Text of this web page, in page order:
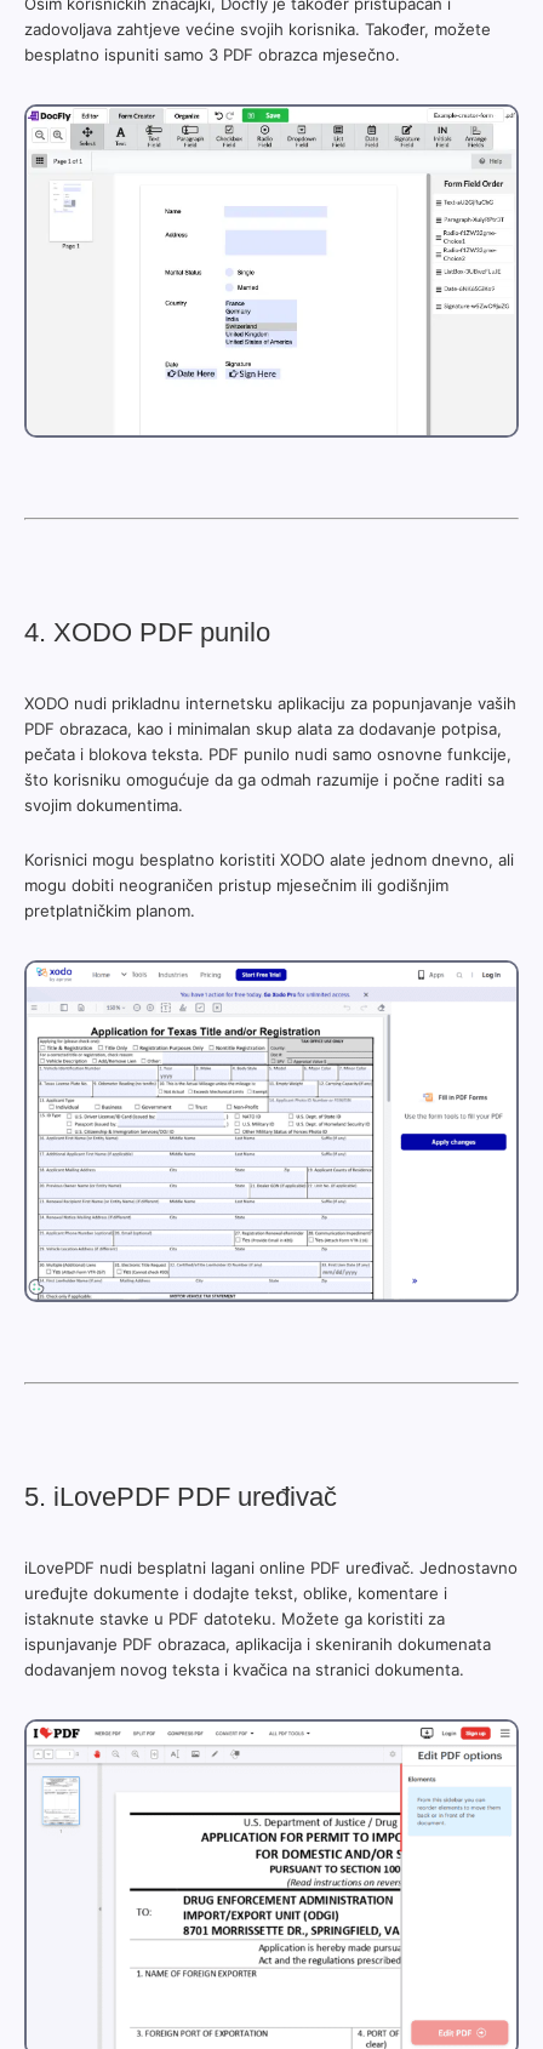
zadovoljava zahtjeve većine svojih korisnika. Također, možete
besplatno ispuniti samo 3 PDF obrazca mjesečno.
4. XODO PDF punilo
XODO nudi prikladnu internetsku aplikaciju za popunjavanje vaših
PDF obrazaca, kao i minimalan skup alata za dodavanje potpisa,
pečata i blokova teksta. PDF punilo nudi samo osnovne funkcije,
što korisniku omogućuje da ga odmah razumije i počne raditi sa
svojim dokumentima.
Korisnici mogu besplatno koristiti XODO alate jednom dnevno, ali
mogu dobiti neograničen pristup mjesečnim ili godišnjim
pretplatničkim planom.
5. iLovePDF PDF uređivač
iLovePDF nudi besplatni lagani online PDF uređivač. Jednostavno
uređujte dokumente i dodajte tekst, oblike, komentare i
istaknute stavke u PDF datoteku. Možete ga koristiti za
ispunjavanje PDF obrazaca, aplikacija i skeniranih dokumenata
dodavanjem novog teksta i kvačica na stranici dokumenta.